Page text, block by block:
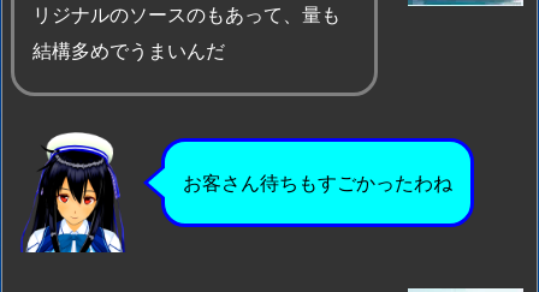
リジナルのソースのもあって、量も
結構多めでうまいんだ
お客さん待ちもすごかったわね